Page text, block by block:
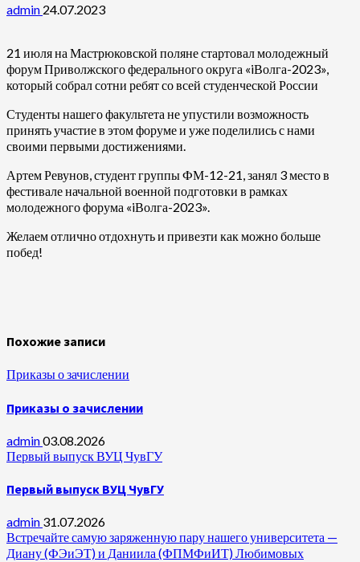
admin 24.07.2023
21 июля на Мастрюковской поляне стартовал молодежный
форум Приволжского федерального округа «iВолга-2023»,
который собрал сотни ребят со всей студенческой России
Студенты нашего факультета не упустили возможность
принять участие в этом форуме и уже поделились с нами
своими первыми достижениями.
Артем Ревунов, студент группы ФМ-12-21, занял 3 место в
фестивале начальной военной подготовки в рамках
молодежного форума «iВолга-2023».
Желаем отлично отдохнуть и привезти как можно больше
побед!
Похожие записи
Приказы о зачислении
Приказы о зачислении
admin03.08.2026
Первый выпуск ВУЦ ЧувГУ
Первый выпуск ВУЦ ЧувГУ
admin 31.07.2026
Встречайте самую заряженную пару нашего университета —
Диану (ФЭиЭТ) и Даниила (ФПМФиИТ) Любимовых